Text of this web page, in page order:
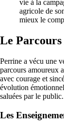
vie à la
agricole de
mieux le
Le
Perrine a vécu une
parcours amoureux
avec courage et
évolution
saluées par le public.
Les